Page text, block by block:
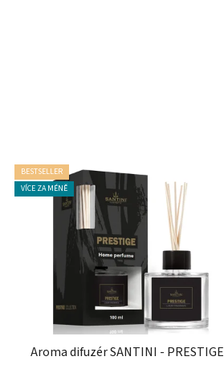
BESTSELLER
VÍCE ZA MÉNĚ
Aroma difuzér SANTINI - PRESTIGE